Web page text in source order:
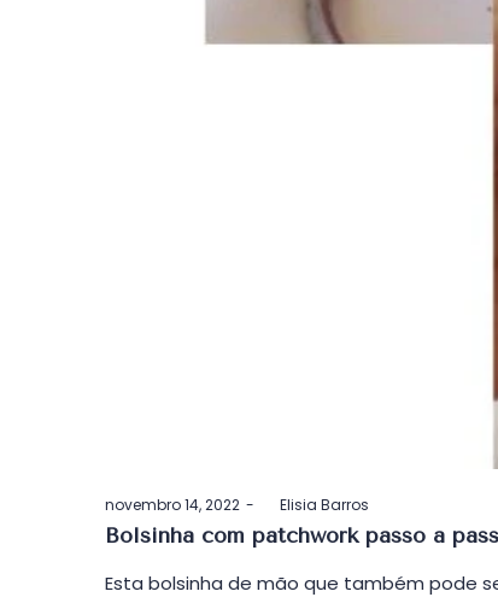
Postado
em
novembro 14, 2022 byElisia Barros
Bolsinha com patchwork passo a
Esta bolsinha de mão que também pode